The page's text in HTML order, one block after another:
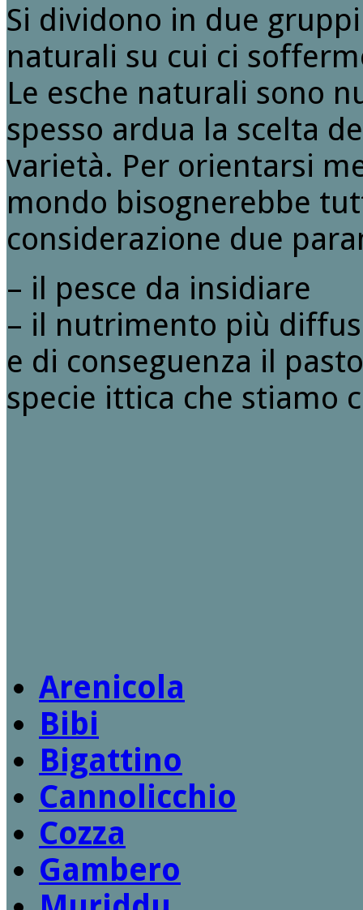
Si dividono in due
naturali su cui ci
Le esche naturali sono
spesso ardua la scelta
varietà. Per orientarsi
mondo bisognerebbe
considerazione due
– il pesce da insidiare
– il nutrimento più
e di conseguenza il
specie ittica che stiamo
Arenicola
Bibi
Bigattino
Cannolicchio
Cozza
Gambero